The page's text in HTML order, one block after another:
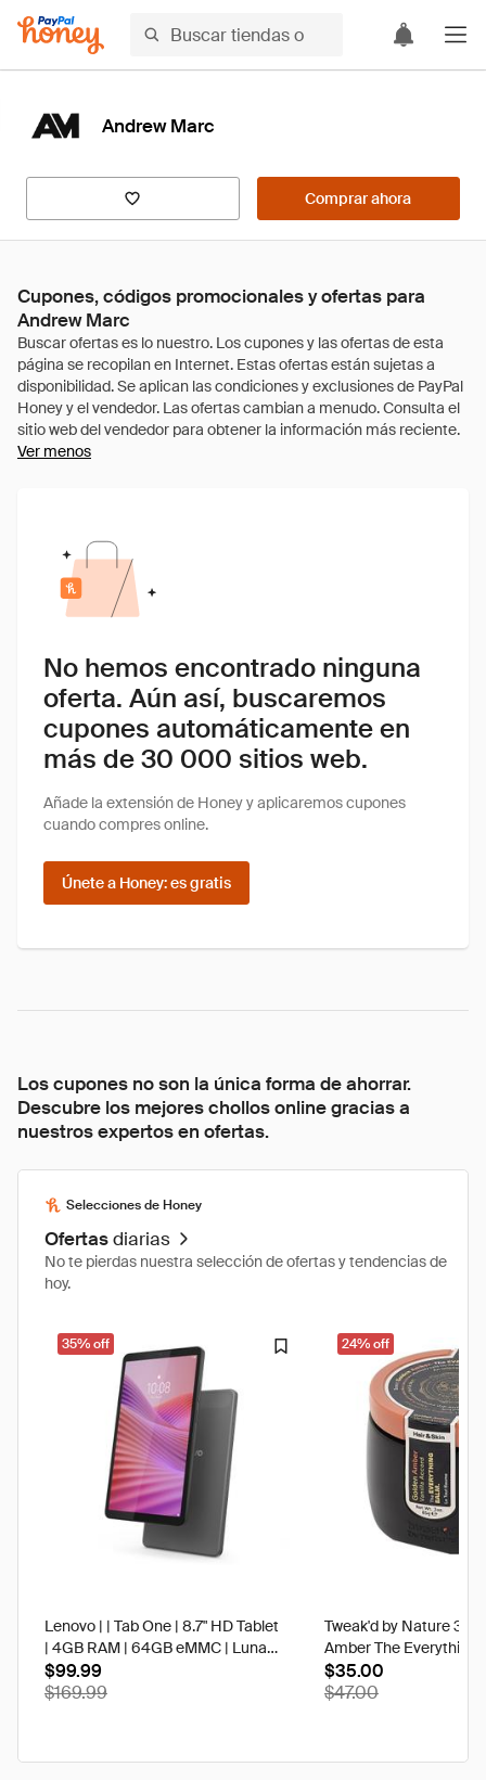
Andrew Marc
Comprar ahora
Cupones, códigos promocionales y ofertas para
Andrew Marc
Ver menos
No hemos encontrado ninguna
oferta. Aún así, buscaremos
cupones automáticamente en
más de 30 000 sitios web.
Añade la extensión de Honey y aplicaremos cupones
cuando compres online.
Únete a Honey: es gratis
Los cupones no son la única forma de ahorrar.
Descubre los mejores chollos online gracias a
nuestros expertos en ofertas.
Selecciones de Honey
Ofertasdiarias
No te pierdas nuestra selección de ofertas y tendencias de
hoy.
35% off
Lenovo | | Tab One | 8.7" HD Tablet
| 4GB RAM | 64GB eMMC | Luna
Grey | Best Buy
$99.99
$169.99
24% off
Tweak'd by Nature 3
Amber The Everything
$35.00
$47.00